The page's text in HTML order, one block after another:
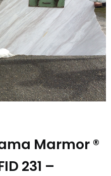
Marmor ®
231 –